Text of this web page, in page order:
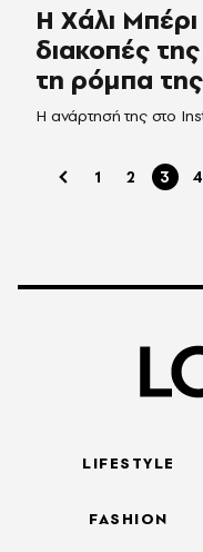
Η Χάλι
διακοπές
τη ρόμπα της
Η ανάρτησή της στο
1 2 3 4
LIFESTYLE
FASHION